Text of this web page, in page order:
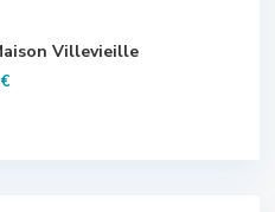
Villevieille